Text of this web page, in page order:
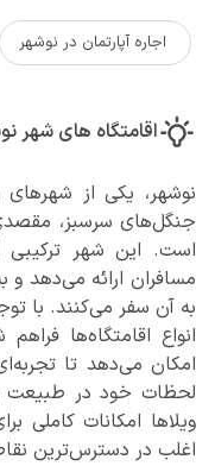
اجاره آپارتمان در نوشهر
اقامتگاه های شهر
نوشهر، یکی از شهرهای
جنگل‌های سرسبز،
است. این شهر ترکیبی
مسافران ارائه می‌دهد
به آن سفر می‌کنند. با
انواع اقامتگاه‌ها
امکان می‌دهد تا
لحظات خود در طبیعت و
ویلاها امکانات کاملی
اغلب در دسترس‌ترین